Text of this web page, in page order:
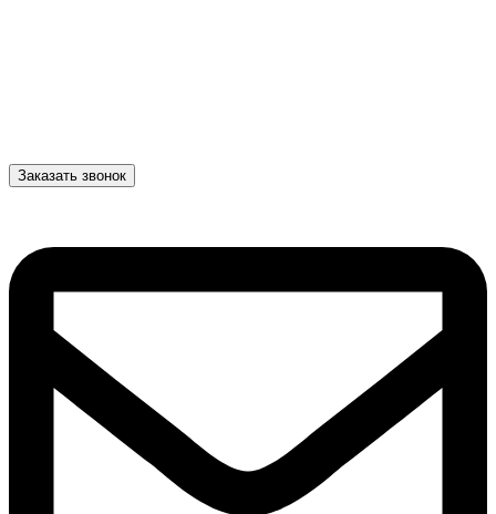
Заказать звонок